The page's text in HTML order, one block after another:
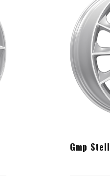
Gmp